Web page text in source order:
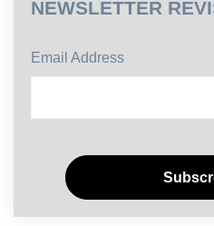
NEWSLETTER
Email Address